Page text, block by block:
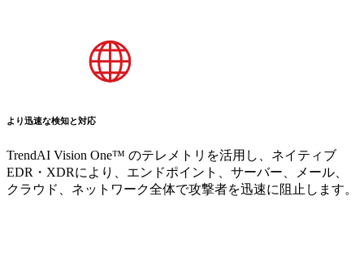
より迅速な検知と対応
TrendAI Vision One™ のテレメトリを活用し、ネイティブ
EDR・XDRにより、エンドポイント、サーバー、メール、
クラウド、ネットワーク全体で攻撃者を迅速に阻止します。